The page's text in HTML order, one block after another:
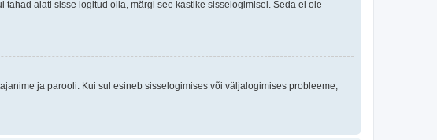
alati sisse logitud olla, märgi see kastike sisselogimisel. Seda ei ole
ja parooli. Kui sul esineb sisselogimises või väljalogimises probleeme,